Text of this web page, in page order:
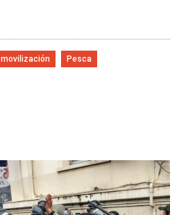
movilización Pesca